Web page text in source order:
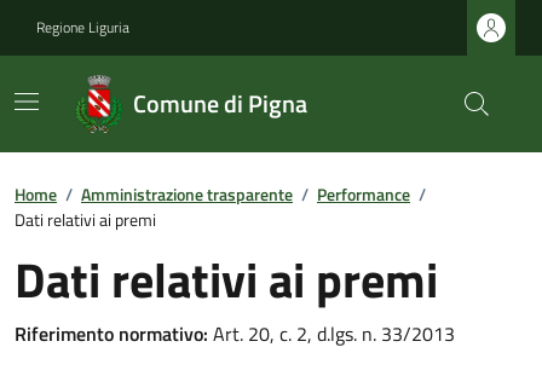
Regione Liguria
Comune di Pigna
Home / Amministrazione trasparente / Performance /
Dati relativi ai premi
Dati relativi ai premi
Riferimento normativo: Art. 20, c. 2, d.lgs. n. 33/2013